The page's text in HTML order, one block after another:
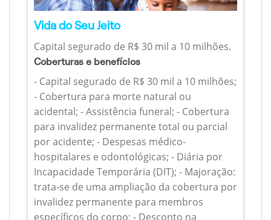
Vida do Seu Jeito
Capital segurado de R$ 30 mil a 10 milhões.
Coberturas e benefícios
- Capital segurado de R$ 30 mil a 10 milhões;
- Cobertura para morte natural ou
acidental; - Assistência funeral; - Cobertura
para invalidez permanente total ou parcial
por acidente; - Despesas médico-
hospitalares e odontológicas; - Diária por
Incapacidade Temporária (DIT); - Majoração:
trata-se de uma ampliação da cobertura por
invalidez permanente para membros
específicos do corpo; - Desconto na